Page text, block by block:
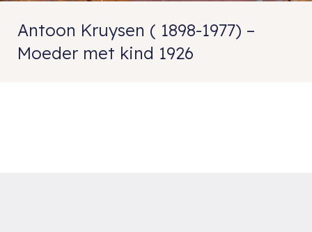
Antoon Kruysen ( 1898-1977) –
Moeder met kind 1926